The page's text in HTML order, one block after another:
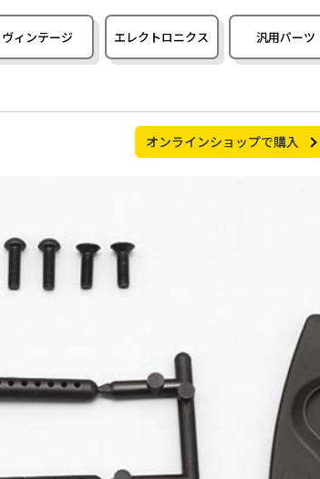
ヴィンテージ エレクトロニクス 汎用パーツ
オンラインショップで購入